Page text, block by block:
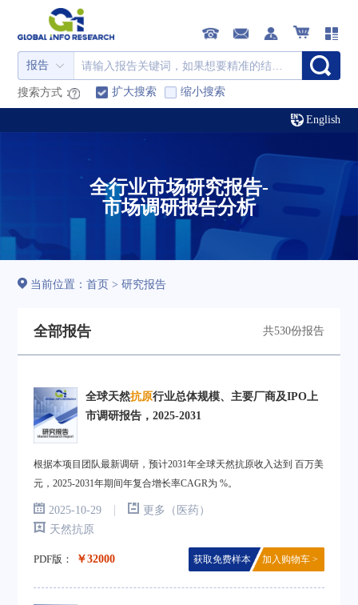
报告
搜索方式： 扩大搜索 缩小搜索
English
全行业市场研究报告-
市场调研报告分析
当前位置：首页> 研究报告
全部报告 共530份报告
全球天然抗原行业总体规模、主要厂商及IPO上
市调研报告，2025-2031
根据本项目团队最新调研，预计2031年全球天然抗原收入达到 百万美
元，2025-2031年期间年复合增长率CAGR为 %。
2025-10-29 |
更多（医药）
天然抗原
PDF版： ￥32000 获取免费样本 加入购物车 >